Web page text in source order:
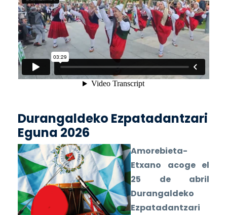
Durangaldeko Ezpatadantzari
Eguna 2026
Amorebieta-
Etxano acoge el
25 de abril
Durangaldeko
Ezpatadantzari